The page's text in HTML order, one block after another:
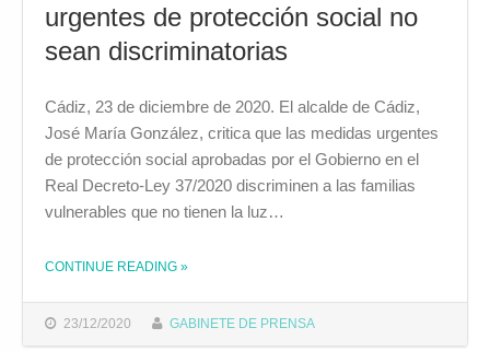
urgentes de protección social no
sean discriminatorias
23/12/2020 GABINETE DE PRENSA
Cádiz, 23 de diciembre de 2020. El alcalde de Cádiz,
José María González, critica que las medidas urgentes
de protección social aprobadas por el Gobierno en el
Real Decreto-Ley 37/2020 discriminen a las familias
vulnerables que no tienen la luz…
CONTINUE READING THE "EL ALCALDE DE CÁDIZ RECLAMA AL GOBIERNO QUE LAS MEDIDAS URGENTES DE PROTECCIÓN SOCIAL NO SEAN DISCRIMINATORIAS"
»